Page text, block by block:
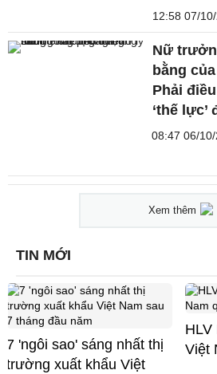
12:58 07/
Nữ
bằng
Phải
‘thế lực’
08:47 06/
Xem thêm
TIN MỚI
7 'ngôi sao' sáng nhất thị
trường xuất khẩu Việt
HLV
Việt